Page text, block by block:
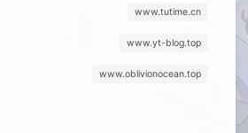
www.tutime.cn
www.yt-blog.top
www.oblivionocean.top